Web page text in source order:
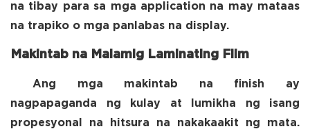
na tibay para sa mga application na may mataas
na trapiko o mga panlabas na display.
Makintab na Malamig Laminating Film
Ang mga makintab na finish ay
nagpapaganda ng kulay at lumikha ng isang
propesyonal na hitsura na nakakaakit ng mata.